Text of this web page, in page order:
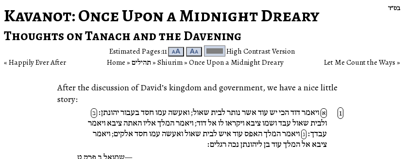
בס״ד Kavanot: Once Upon a Midnight Dreary
Thoughts on Tanach and the Davening
Estimated Pages:11 🗚 🗛
High Contrast Version
Happily Ever After
Let Me Count the Ways
Home‎ »‎תהילים‎ »‎Shiurim‎ »‎Once Upon a Midnight Dreary
After the discussion of David’s kingdom and government, we have a nice little
story:
א ויאמר דוד הכי יש עוד אשר נותר לבית שאול; ואעשה עמו חסד בעבור יהונתן׃ ב
ולבית שאול עבד ושמו ציבא ויקראו לו אל דוד; ויאמר המלך אליו האתה ציבא ויאמר
עבדך׃ ג ויאמר המלך האפס עוד איש לבית שאול ואעשה עמו חסד אלקים; ויאמר
ציבא אל המלך עוד בן ליהונתן נכה רגלים׃